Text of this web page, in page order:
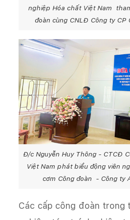
nghiệp Hóa chất Việt Nam
đoàn cùng CNLĐ Công ty CP
Đ/c Nguyễn Huy Thông - CTCĐ
Việt Nam phát biểu động viên
cơm Công đoàn - Công ty
Các cấp công đoàn trong